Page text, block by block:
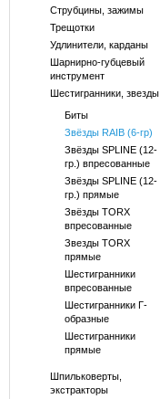
Струбцины, зажимы
Трещотки
Удлинители, карданы
Шарнирно-губцевый
инструмент
Шестигранники, звезды
Биты
Звёзды RAIB (6-гр)
Звёзды SPLINE (12-
гр.) впресованные
Звёзды SPLINE (12-
гр.) прямые
Звёзды TORX
впресованные
Звезды TORX
прямые
Шестигранники
впресованные
Шестигранники Г-
образные
Шестигранники
прямые
Шпильковерты,
экстракторы